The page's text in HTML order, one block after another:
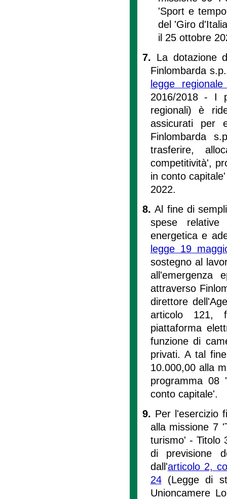
'Sport e
del 'Giro
il 25 ottobre
7. La dotazione
Finlombarda
legge
2016/2018 - I
regionali) è
assicurati per
Finlombarda
trasferire,
competitività',
in conto
2022.
8.Al fine di
spese relative
energetica e
legge 19
sostegno al
all'emergenza
attraverso
direttore
articolo 121,
piattaforma
funzione di
privati. A tal
10.000,00 alla
programma 08
conto capitale'.
9. Per l'esercizio
alla missione 7
turismo' - Titolo
di previsione
dall'articolo 2,
24(Legge di
Unioncamere